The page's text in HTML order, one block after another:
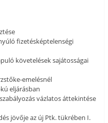
fizetésképtelenségi
követelések sajátosságai
emelésnél
eljárásban
vázlatos áttekintése
jövője az új Ptk. tükrében I.